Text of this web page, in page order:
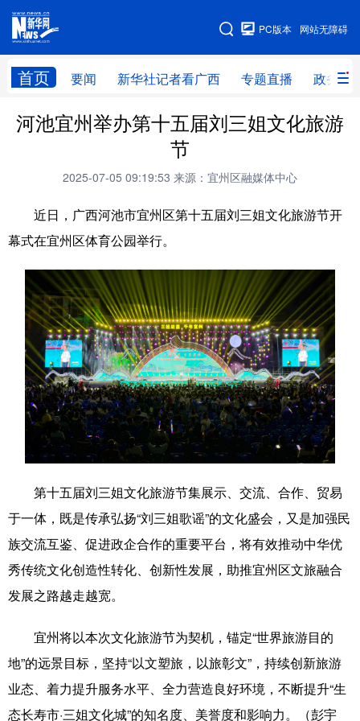
网站无障碍
PC版本
首页 要闻 新华社记者看广西 专题直播 政务信
网站地图
广西频道
新华网导航
学习进行时 高层 时政 人事
国际 财经 网评 港澳
台湾 思客智库 全球连线 教育
科技 科普 体育 文化
健康 军事 访谈 视频
图片 中央文件 金融 汽车
食品 人居 信息化 乡村振兴
溯源中国 城市 旅游 能源
会展 彩票 娱乐 时尚
悦读
地方频道
河池宜州举办第十五届刘三姐文化旅游
节
2025-07-05 09:19:53 来源：宜州区融媒体中心
近日，广西河池市宜州区第十五届刘三姐文化旅游节开
幕式在宜州区体育公园举行。
第十五届刘三姐文化旅游节集展示、交流、合作、贸易
于一体，既是传承弘扬“刘三姐歌谣”的文化盛会，又是加强民
族交流互鉴、促进政企合作的重要平台，将有效推动中华优
秀传统文化创造性转化、创新性发展，助推宜州区文旅融合
发展之路越走越宽。
宜州将以本次文化旅游节为契机，锚定“世界旅游目的
地”的远景目标，坚持“以文塑旅，以旅彰文”，持续创新旅游
业态、着力提升服务水平、全力营造良好环境，不断提升“生
态长寿市·三姐文化城”的知名度、美誉度和影响力。（彭宇